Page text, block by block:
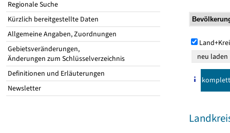
Regionale Suche
Kürzlich bereitgestellte Daten
Allgemeine Angaben, Zuordnungen
Gebietsveränderungen,
Änderungen zum Schlüsselverzeichnis
Definitionen und Erläuterungen
Newsletter
komplett